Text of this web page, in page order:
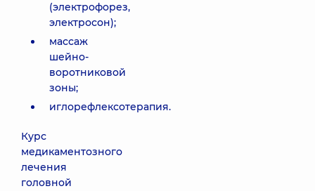
(электрофорез,
электросон);
массаж
шейно-
воротниковой
зоны;
иглорефлексотерапия.
Курс
медикаментозного
лечения
головной